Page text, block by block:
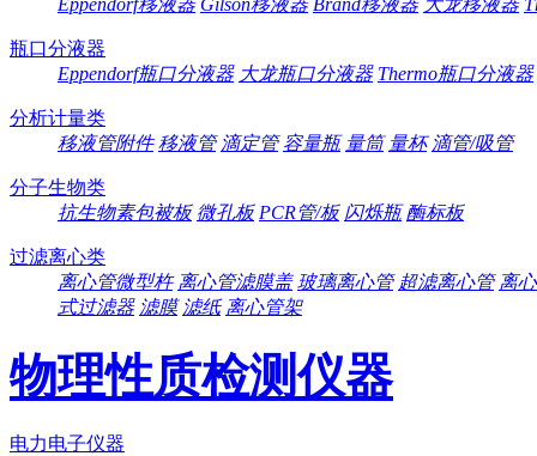
Eppendorf移液器 Gilson移液器 Brand移液器 大龙移液器
瓶口分液器
Eppendorf瓶口分液器 大龙瓶口分液器 Thermo瓶口分液器
分析计量类
移液管附件 移液管 滴定管 容量瓶 量筒 量杯 滴管/吸管
分子生物类
抗生物素包被板 微孔板 PCR管/板 闪烁瓶 酶标板
过滤离心类
离心管微型杵 离心管滤膜盖 玻璃离心管 超滤离心管 离
式过滤器 滤膜 滤纸 离心管架
物理性质检测仪器
电力电子仪器